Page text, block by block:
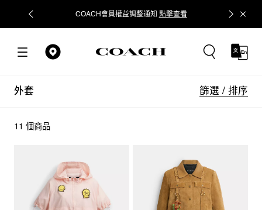
COACH會員權益調整通知 點擊查看 立即追蹤
外套 篩選 / 排序
11 個商品